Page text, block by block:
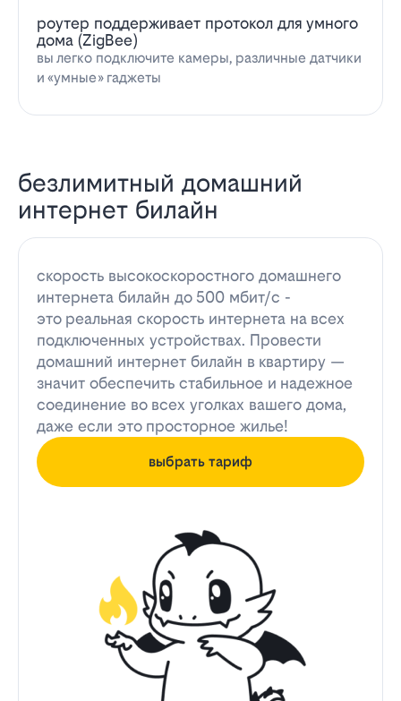
роутер поддерживает протокол для умного
дома (ZigBee)
вы легко подключите камеры, различные датчики
и «умные» гаджеты
безлимитный домашний
интернет билайн
скорость высокоскоростного домашнего
интернета билайн до 500 мбит/с -
это реальная скорость интернета на всех
подключенных устройствах. Провести
домашний интернет билайн в квартиру —
значит обеспечить стабильное и надежное
соединение во всех уголках вашего дома,
даже если это просторное жилье!
выбрать тариф